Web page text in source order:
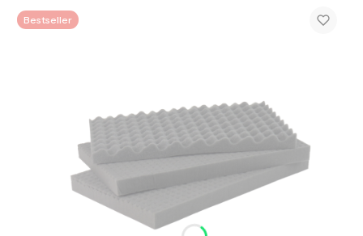
Bestseller